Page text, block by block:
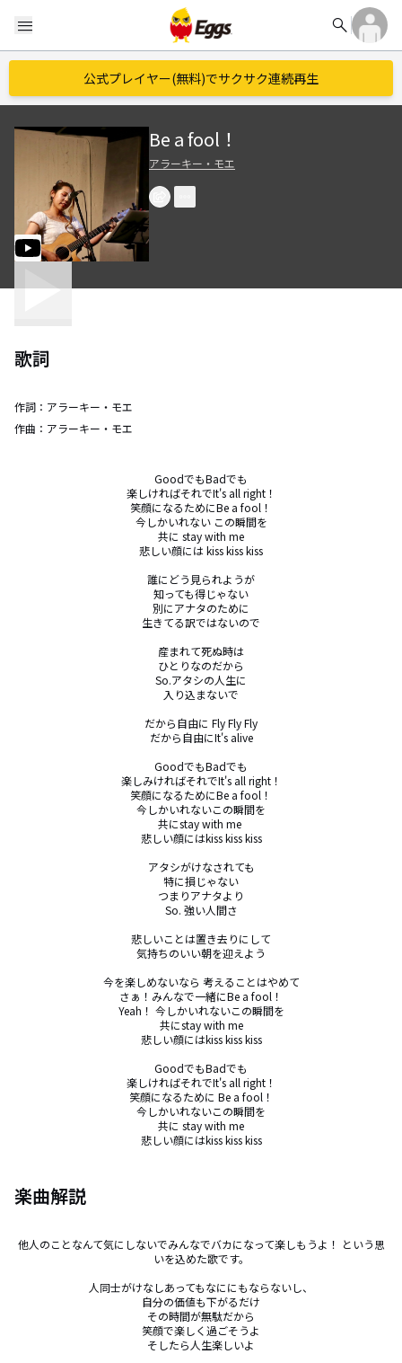
menu search
公式プレイヤー(無料)でサクサク連続再生
Be a fool！
アラーキー・モエ
歌詞
作詞： アラーキー・モエ
作曲： アラーキー・モエ
GoodでもBadでも
楽しければそれでIt's all right！
笑顔になるためにBe a fool！
今しかいれない この瞬間を
共に stay with me
悲しい顔には kiss kiss kiss
誰にどう見られようが
知っても得じゃない
別にアナタのために
生きてる訳ではないので
産まれて死ぬ時は
ひとりなのだから
So.アタシの人生に
入り込まないで
だから自由に Fly Fly Fly
だから自由にIt's alive
GoodでもBadでも
楽しみければそれでIt's all right！
笑顔になるためにBe a fool！
今しかいれないこの瞬間を
共にstay with me
悲しい顔にはkiss kiss kiss
アタシがけなされても
特に損じゃない
つまりアナタより
So. 強い人間さ
悲しいことは置き去りにして
気持ちのいい朝を迎えよう
今を楽しめないなら 考えることはやめて
さぁ！みんなで一緒にBe a fool！
Yeah！ 今しかいれないこの瞬間を
共にstay with me
悲しい顔にはkiss kiss kiss
GoodでもBadでも
楽しければそれでIt's all right！
笑顔になるために Be a fool！
今しかいれないこの瞬間を
共に stay with me
悲しい顔にはkiss kiss kiss
楽曲解説
他人のことなんて気にしないでみんなでバカになって楽しもうよ！ という思
いを込めた歌です。
人同士がけなしあってもなににもならないし、
自分の価値も下がるだけ
その時間が無駄だから
笑顔で楽しく過ごそうよ
そしたら人生楽しいよ